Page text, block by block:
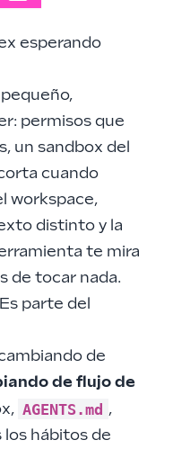
esperando
permisos que
un sandbox del
cuando
workspace,
distinto y la
te mira
de tocar nada.
parte del
de
de flujo de
AGENTS.md ,
los hábitos de